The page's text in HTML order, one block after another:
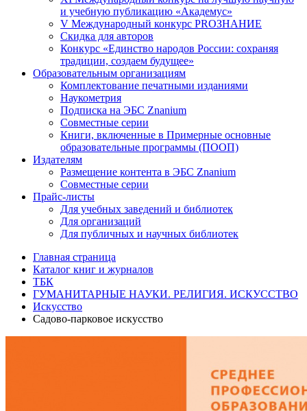
и учебную публикацию «Академус»
V Международный конкурс PROЗНАНИЕ
Скидка для авторов
Конкурс «Единство народов России: сохраняя
традиции, создаем будущее»
Образовательным организациям
Комплектование печатными изданиями
Наукометрия
Подписка на ЭБС Znanium
Совместные серии
Книги, включенные в Примерные основные
образовательные программы (ПООП)
Издателям
Размещение контента в ЭБС Znanium
Совместные серии
Прайс-листы
Для учебных заведений и библиотек
Для организаций
Для публичных и научных библиотек
Главная страница
Каталог книг и журналов
ТБК
ГУМАНИТАРНЫЕ НАУКИ. РЕЛИГИЯ. ИСКУССТВО
Искусство
Садово-парковое искусство